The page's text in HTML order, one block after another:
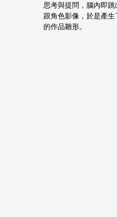
思考與提問，腦內即
跟角色影像，於是產生
的作品雛形。